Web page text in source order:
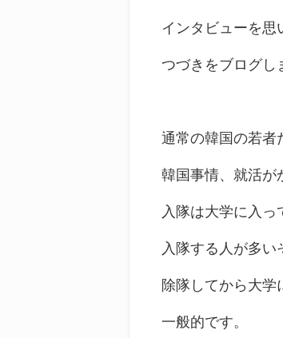
インタビューを思
つづきをブログ
通常の韓国の若者
韓国事情、就活が
入隊は大学に入
入隊する人が多い
除隊してから大
一般的です。